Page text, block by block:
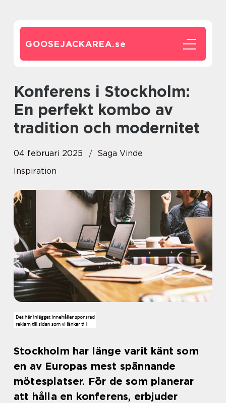
GOOSEJACKAREA.se
Konferens i Stockholm:
En perfekt kombo av
tradition och modernitet
04 februari 2025
Saga Vinde
Inspiration
Stockholm har länge varit känt som
en av Europas mest spännande
mötesplatser. För de som planerar
att hålla en konferens, erbjuder